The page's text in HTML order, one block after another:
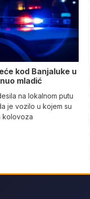
kod Banjaluke u
mladić
na lokalnom putu
je vozilo u kojem su
kolovoza